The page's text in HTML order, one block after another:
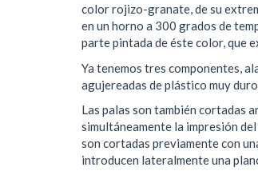
color rojizo-granate, de su
en un horno a 300 grados de
parte pintada de éste color, que
Ya tenemos tres componentes,
agujereadas de plástico muy duro.
Las palas son también cortadas
simultáneamente la impresión
son cortadas previamente con
introducen lateralmente una